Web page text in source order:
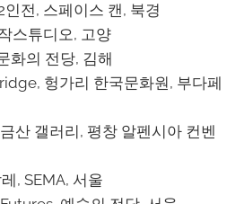
전, 스페이스 캔, 북경
튜디오, 고양
의 전당, 김해
헝가리 한국문화원, 부다페
갤러리, 평창 알펜시아 컨벤
, SEMA, 서울